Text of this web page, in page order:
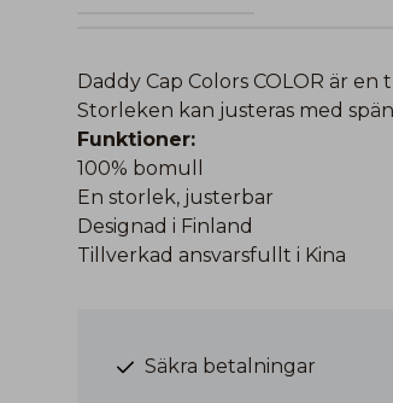
Daddy Cap Colors COLOR är
Storleken kan justeras med
Funktioner:
100% bomull
En storlek, justerbar
Designad i Finland
Tillverkad ansvarsfullt i Kina
Säkra betalningar